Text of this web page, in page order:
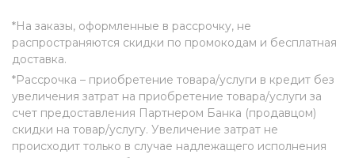
*На заказы, оформленные в рассрочку, не
распространяются скидки по промокодам и бесплатная
доставка.
*Рассрочка – приобретение товара/услуги в кредит без
увеличения затрат на приобретение товара/услуги за
счет предоставления Партнером Банка (продавцом)
скидки на товар/услугу. Увеличение затрат не
происходит только в случае надлежащего исполнения